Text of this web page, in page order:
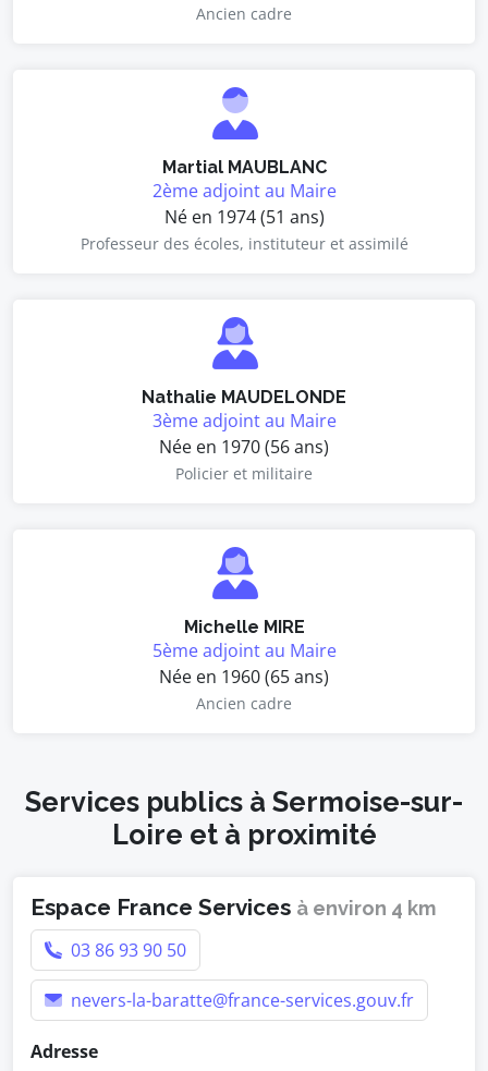
Ancien cadre
Martial MAUBLANC
2ème adjoint au Maire
Né en 1974 (51 ans)
Professeur des écoles, instituteur et assimilé
Nathalie MAUDELONDE
3ème adjoint au Maire
Née en 1970 (56 ans)
Policier et militaire
Michelle MIRE
5ème adjoint au Maire
Née en 1960 (65 ans)
Ancien cadre
Services publics à Sermoise-sur-
Loire et à proximité
Espace France Services à environ 4 km
03 86 93 90 50
nevers-la-baratte@france-services.gouv.fr
Adresse